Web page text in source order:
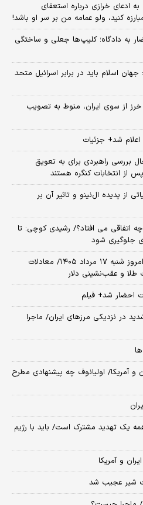
ادعای خرازی درباره استعفای
کنید، ولو عمامه من بر سر او باشد!
به دادگاه؛ کلیپ‌ها جعلی و ساختگی
اسلام باید در برابر اسرائیل متحد
از سوی ایران، منوط به تصویب
شد+ جزئیات
بررسی راهبردی برای به تعویق
از انتخابات کنگره هستند
از پدیده ال‌نینو و تاثیر آن بر
اتفاقی می افتاد؟/ رشیدی کوچی: تا
جلوگیری شود
پیش‌بینی قیمت طلا، دلار و سکه امروز شنبه ۱۷ مرداد ۱۴۰۵/ معادلات
طلا و عقب‌نشینی دلار
احضار شد+ فیلم
در نزدیکی مرز‌های ایران/ ماجرا
و آمریکا/ اولیانوف چه پیشنهادی مطرح
همه یک تهدید مشترک است/ باید با رژیم
و آمریکا
شیر عجیب شد